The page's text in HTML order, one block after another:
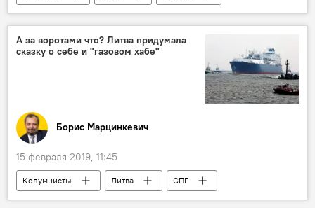
А за воротами что? Литва придумала
сказку о себе и "газовом хабе"
Борис Марцинкевич
15 февраля 2019, 11:45
Колумнисты Литва
СПГ
СПГ-терминал